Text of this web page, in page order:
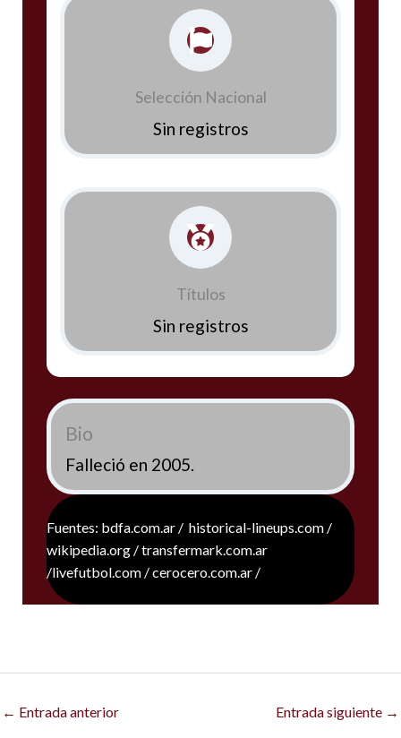
Selección Nacional
Sin registros
Títulos
Sin registros
Bio
Falleció en 2005.
Fuentes: bdfa.com.ar / historical-lineups.com /
wikipedia.org / transfermark.com.ar
/livefutbol.com / cerocero.com.ar /
← Entrada anterior Entrada siguiente →